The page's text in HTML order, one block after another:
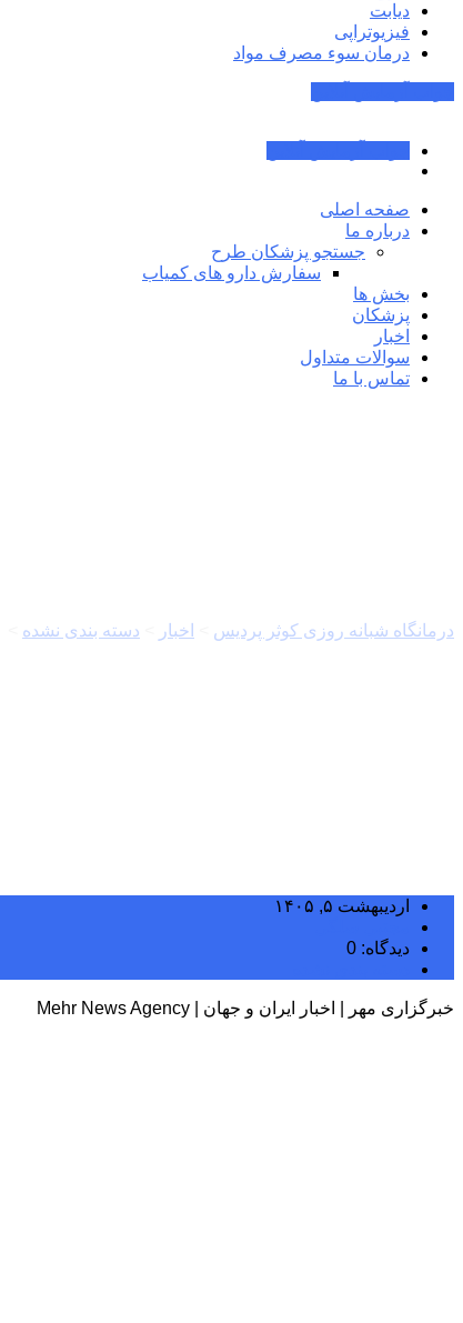
دیابت
فیزیوتراپی
درمان سوء مصرف مواد
صفحه اصلی
درباره ما
جستجو پزشکان طرح
سفارش دارو های کمیاب
بخش ها
پزشکان
اخبار
سوالات متداول
تماس با ما
درمانگاه شبانه روزی کوثر پردیس اخبار دسته بندی نشده
اردیبهشت ۵, ۱۴۰۵
دیدگاه: 0
خبرگزاری مهر | اخبار ایران و جهان | Mehr News Agency